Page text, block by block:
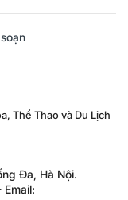
Thể Thao và Du Lịch
Đa, Hà Nội.